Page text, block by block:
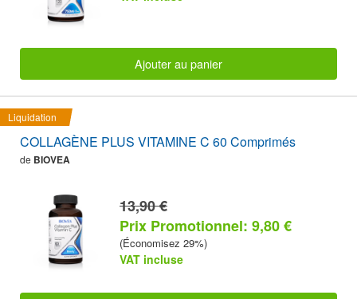
Ajouter au panier
Liquidation
COLLAGÈNE PLUS VITAMINE C 60 Comprimés
de BIOVEA
13,90 €
Prix Promotionnel: 9,80 €
(Économisez 29%)
VAT incluse